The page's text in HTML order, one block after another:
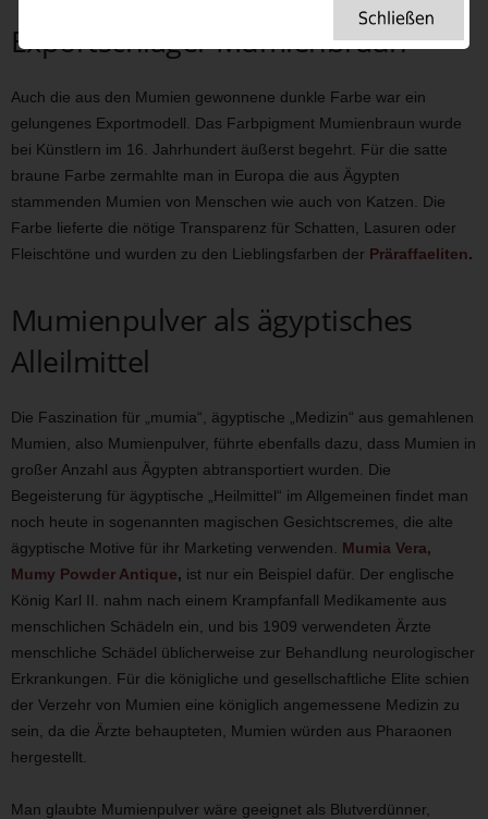
Exportschlager Mumienbraun
Auch die aus den Mumien gewonnene dunkle Farbe war ein
gelungenes Exportmodell. Das Farbpigment Mumienbraun wurde
bei Künstlern im 16. Jahrhundert äußerst begehrt. Für die satte
braune Farbe zermahlte man in Europa die aus Ägypten
stammenden Mumien von Menschen wie auch von Katzen. Die
Farbe lieferte die nötige Transparenz für Schatten, Lasuren oder
Fleischtöne und wurden zu den Lieblingsfarben der Präraffaeliten.
Mumienpulver als ägyptisches
Alleilmittel
Die Faszination für „mumia“, ägyptische „Medizin“ aus gemahlenen
Mumien, also Mumienpulver, führte ebenfalls dazu, dass Mumien in
großer Anzahl aus Ägypten abtransportiert wurden. Die
Begeisterung für ägyptische „Heilmittel“ im Allgemeinen findet man
noch heute in sogenannten magischen Gesichtscremes, die alte
ägyptische Motive für ihr Marketing verwenden. Mumia Vera,
Mumy Powder Antique, ist nur ein Beispiel dafür. Der englische
König Karl II. nahm nach einem Krampfanfall Medikamente aus
menschlichen Schädeln ein, und bis 1909 verwendeten Ärzte
menschliche Schädel üblicherweise zur Behandlung neurologischer
Erkrankungen. Für die königliche und gesellschaftliche Elite schien
der Verzehr von Mumien eine königlich angemessene Medizin zu
sein, da die Ärzte behaupteten, Mumien würden aus Pharaonen
hergestellt.
Man glaubte Mumienpulver wäre geeignet als Blutverdünner,